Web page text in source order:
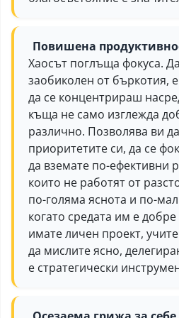
Повишена
Хаосът поглъща фокуса.
заобиколен от бъркотия,
да се концентрираш
къща не само изглежда
различно. Позволява ви
приоритетите си, да се
да вземате по-ефективни
които не работят от
по-голяма яснота и по-
когато средата им е
имате личен проект,
да мислите ясно,
е стратегически